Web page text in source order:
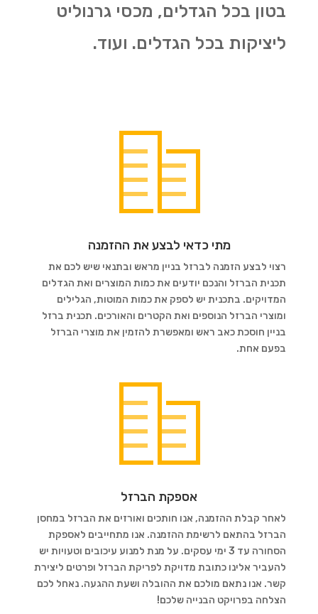
בטון בכל הגדלים, מכסי גרנוליט
ליציקות בכל הגדלים. ועוד.
מתי כדאי לבצע את ההזמנה
רצוי לבצע הזמנה לברזל בניין מראש ובתנאי שיש לכם את
תכנית הברזל והנכם יודעים את כמות המוצרים ואת הגדלים
המדויקים. בתכנית יש לספק את כמות המוטות, הגלילים
ומוצרי הברזל הנוספים ואת הקטרים והאורכים. תכנית ברזל
בניין חוסכת כאב ראש ומאפשרת להזמין את מוצרי הברזל
בפעם אחת.
אספקת הברזל
לאחר קבלת ההזמנה, אנו חותכים ואורזים את הברזל במחסן
הברזל בהתאם לרשימת ההזמנה. אנו מתחייבים לאספקת
הסחורה עד 3 ימי עסקים. על מנת למנוע עיכובים וטעויות יש
להעביר אלינו כתובת מדויקת לפריקת הברזל ופרטים ליצירת
קשר. אנו נתאם מולכם את ההובלה ושעת ההגעה. נאחל לכם
הצלחה בפרויקט הבנייה שלכם!